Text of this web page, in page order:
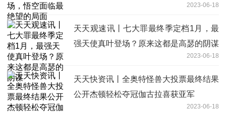
2023-06-18
天天观速讯丨七大罪最终季定档1月，最
强天使真叶登场？原来这都是高瑟的阴谋
2023-06-18
天天快资讯丨全奥特怪兽大投票最终结果
公开杰顿轻松夺冠伽古拉喜获亚军
2023-06-18